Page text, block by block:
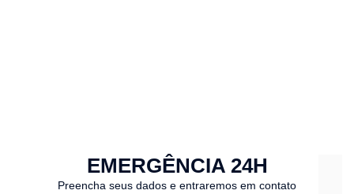
EMERGÊNCIA 24H
Preencha seus dados e entraremos em contato